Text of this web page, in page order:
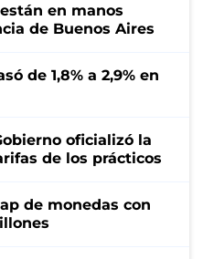
en manos
de Buenos Aires
de 1,8% a 2,9% en
oficializó la
de los prácticos
de monedas con